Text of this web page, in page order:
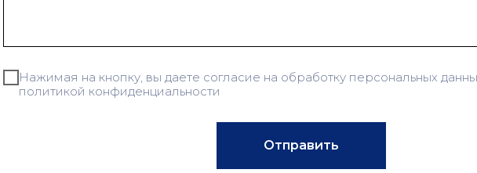
Нажимая на кнопку, вы даете согласие на обработку персональных
политикой конфиденциальности
Отправить